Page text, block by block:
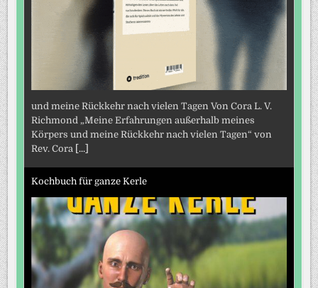
und meine Rückkehr nach vielen Tagen Von Cora L. V.
Richmond „Meine Erfahrungen außerhalb meines
Körpers und meine Rückkehr nach vielen Tagen“ von
Rev. Cora
[...]
Kochbuch für ganze Kerle